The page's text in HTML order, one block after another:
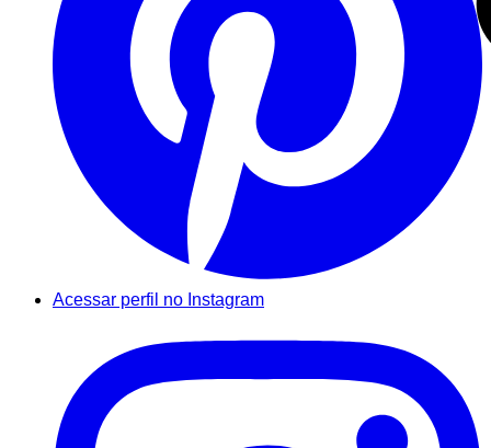
Acessar perfil no Instagram